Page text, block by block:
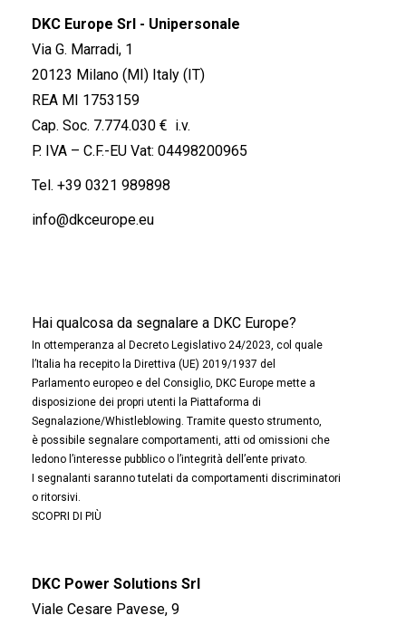
DKC Europe Srl - Unipersonale
Via G. Marradi, 1
20123 Milano (MI) Italy (IT)
REA MI 1753159
Cap. Soc. 7.774.030 € i.v.
P. IVA – C.F.-EU Vat: 04498200965
Tel. +39 0321 989898
info@dkceurope.eu
Hai qualcosa da segnalare a DKC Europe?
In ottemperanza al Decreto Legislativo 24/2023, col quale
l’Italia ha recepito la Direttiva (UE) 2019/1937 del
Parlamento europeo e del Consiglio, DKC Europe mette a
disposizione dei propri utenti la Piattaforma di
Segnalazione/Whistleblowing. Tramite questo strumento,
è possibile segnalare comportamenti, atti od omissioni che
ledono l’interesse pubblico o l’integrità dell’ente privato.
I segnalanti saranno tutelati da comportamenti discriminatori
o ritorsivi.
SCOPRI DI PIÙ
DKC Power Solutions Srl
Viale Cesare Pavese, 9